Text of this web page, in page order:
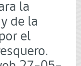
la
de la
el